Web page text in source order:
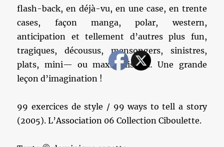
flash-back, en déjà-vu, en une case, en trente
cases, façon manga, polar, western,
anticipation et tellement d’autres plus fun,
tragiques, décousus, mensongers, sinistres,
plats, mini— ou maximalistes… Une grande
leçon d’imagination !
99 exercices de style / 99 ways to tell a story
(2005). L’Association 06 Collection Ciboulette.